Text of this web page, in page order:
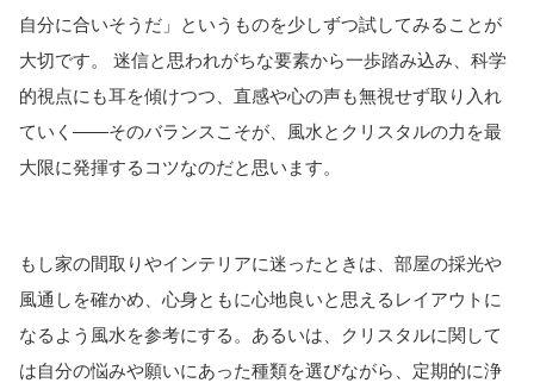
自分に合いそうだ」というものを少しずつ試してみることが
大切です。 迷信と思われがちな要素から一歩踏み込み、科学
的視点にも耳を傾けつつ、直感や心の声も無視せず取り入れ
ていく——そのバランスこそが、風水とクリスタルの力を最
大限に発揮するコツなのだと思います。
もし家の間取りやインテリアに迷ったときは、部屋の採光や
風通しを確かめ、心身ともに心地良いと思えるレイアウトに
なるよう風水を参考にする。あるいは、クリスタルに関して
は自分の悩みや願いにあった種類を選びながら、定期的に浄